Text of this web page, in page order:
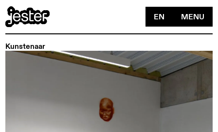
EN MENU
Kunstenaar